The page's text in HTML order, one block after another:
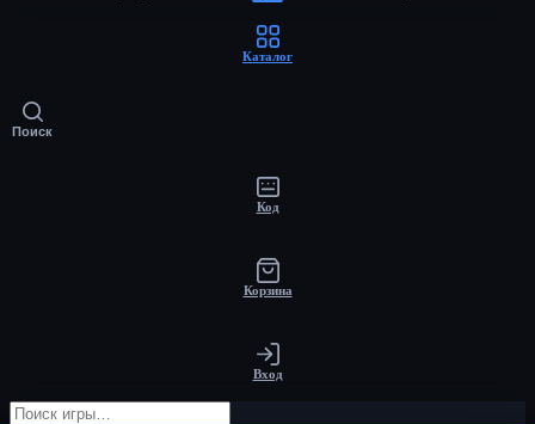
Каталог
Поиск
Код
Корзина
Вход